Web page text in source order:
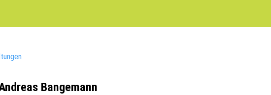
Bangemann